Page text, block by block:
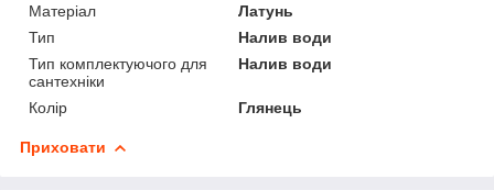
Матеріал
Латунь
Тип
Налив води
Тип комплектуючого для
сантехніки
Налив води
Колір Глянець
Приховати